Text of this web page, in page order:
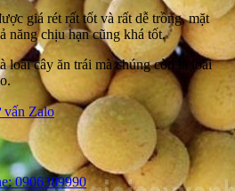
giá rét rất tốt và rất dễ trồng, mặt
năng chịu hạn cũng khá tốt.
loài cây ăn trái mà chúng còn là loài
vấn Zalo
0906389990